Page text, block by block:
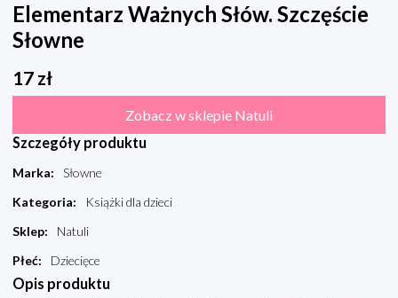
Elementarz Ważnych Słów. Szczęście
Słowne
17 zł
Zobacz w sklepie Natuli
Szczegóły produktu
Marka:
Słowne
Kategoria:
Książki dla dzieci
Sklep:
Natuli
Płeć: Dziecięce
Opis produktu